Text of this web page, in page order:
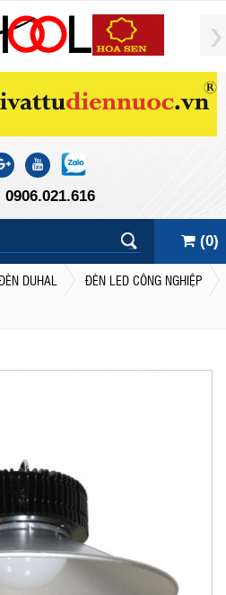
0906.021.616
(0)
DUHAL
ĐÈN LED CÔNG NGHIỆP